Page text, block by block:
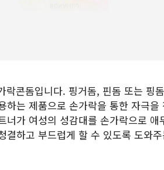
락콘돔입니다. 핑거돔, 핀돔 또는 핑
하는 제품으로 손가락을 통한 자극을
너가 여성의 성감대를 손가락으로 애
결하고 부드럽게 할 수 있도록 도와